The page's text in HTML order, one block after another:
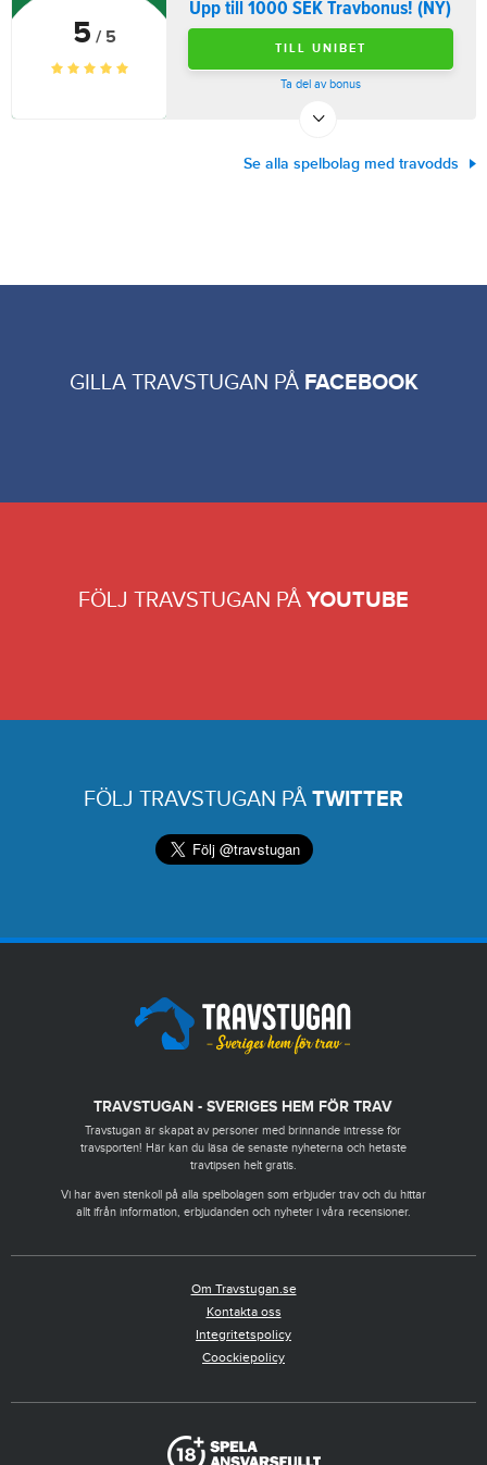
5 / 5
Upp till 1000 SEK Travbonus! (NY)
TILL UNIBET
Ta del av bonus
Se alla spelbolag med travodds
GILLA TRAVSTUGAN PÅ FACEBOOK
FÖLJ TRAVSTUGAN PÅ YOUTUBE
FÖLJ TRAVSTUGAN PÅ TWITTER
TRAVSTUGAN - SVERIGES HEM FÖR TRAV
Travstugan är skapat av personer med brinnande intresse för
travsporten! Här kan du läsa de senaste nyheterna och hetaste
travtipsen helt gratis.
Vi har även stenkoll på alla spelbolagen som erbjuder trav och du hittar
allt ifrån information, erbjudanden och nyheter i våra recensioner.
Om Travstugan.se
Kontakta oss
Integritetspolicy
Coockiepolicy